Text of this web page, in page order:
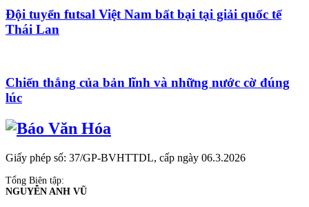
Đội tuyển futsal Việt Nam bất bại tại giải quốc tế
Thái Lan
Chiến thắng của bản lĩnh và những nước cờ đúng
lúc
Giấy phép số: 37/GP-BVHTTDL, cấp ngày 06.3.2026
Tổng Biên tập:
NGUYỄN ANH VŨ